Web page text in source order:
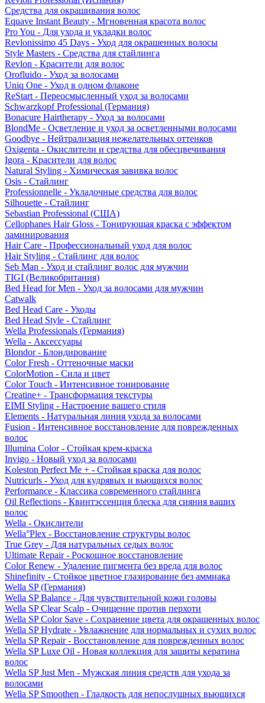
Средства для окрашивания волос
Equave Instant Beauty - Мгновенная красота волос
Pro You - Для ухода и укладки волос
Revlonissimo 45 Days - Уход для окрашенных волосы
Style Masters - Средства для стайлинга
Revlon - Красители для волос
Orofluido - Уход за волосами
Uniq One - Уход в одном флаконе
ReStart - Переосмысленный уход за волосами
Schwarzkopf Professional (Германия)
Bonacure Hairtherapy - Уход за волосами
BlondMe - Осветление и уход за осветленными волосами
Goodbye - Нейтрализация нежелательных оттенков
Oxigenta - Окислители и средства для обесцвечивания
Igora - Красители для волос
Natural Styling - Химическая завивка волос
Osis - Стайлинг
Professionnelle - Укладочные средства для волос
Silhouette - Стайлинг
Sebastian Professional (США)
Cellophanes Hair Gloss - Тонирующая краска с эффектом
ламинирования
Hair Care - Профессиональный уход для волос
Hair Styling - Стайлинг для волос
Seb Man - Уход и стайлинг волос для мужчин
TIGI (Великобритания)
Bed Head for Men - Уход за волосами для мужчин
Catwalk
Bed Head Care - Уходы
Bed Head Style - Стайлинг
Wella Professionals (Германия)
Wella - Аксессуары
Blondor - Блондирование
Color Fresh - Оттеночные маски
ColorMotion - Сила и цвет
Color Touch - Интенсивное тонирование
Creatine+ - Трансформация текстуры
EIMI Styling - Настроение вашего стиля
Elements - Натуральная линия ухода за волосами
Fusion - Интенсивное восстановление для поврежденных
волос
Illumina Color - Стойкая крем-краска
Invigo - Новый уход за волосами
Koleston Perfect Me + - Стойкая краска для волос
Nutricurls - Уход для кудрявых и вьющихся волос
Performance - Классика современного стайлинга
Oil Reflections - Квинтэссенция блеска для сияния ваших
волос
Wella - Окислители
Wella°Plex - Восстановление структуры волос
True Grey - Для натуральных седых волос
Ultimate Repair - Роскошное восстановление
Color Renew - Удаление пигмента без вреда для волос
Shinefinity - Стойкое цветное глазирование без аммиака
Wella SP (Германия)
Wella SP Balance - Для чувствительной кожи головы
Wella SP Clear Scalp - Очищение против перхоти
Wella SP Color Save - Сохранение цвета для окрашенных волос
Wella SP Hydrate - Увлажнение для нормальных и сухих волос
Wella SP Repair - Восстановление для поврежденных волос
Wella SP Luxe Oil - Новая коллекция для защиты кератина
волос
Wella SP Just Men - Мужская линия средств для ухода за
волосами
Wella SP Smoothen - Гладкость для непослушных вьющихся